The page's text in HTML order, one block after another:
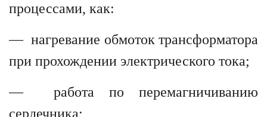
процессами, как:
— нагревание обмоток трансформатора
при прохождении электрического тока;
— работа по перемагничиванию
сердечника;